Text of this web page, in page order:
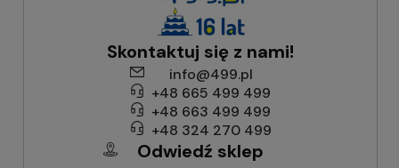
Skontaktuj się z nami!
info@499.pl
+48 665 499 499
+48 663 499 499
+48 324 270 499
Odwiedź sklep